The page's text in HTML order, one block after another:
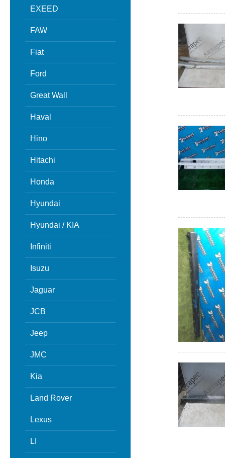
EXEED
FAW
Fiat
Ford
Great Wall
Haval
Hino
Hitachi
Honda
Hyundai
Hyundai / KIA
Infiniti
Isuzu
Jaguar
JCB
Jeep
JMC
Kia
Land Rover
Lexus
LI